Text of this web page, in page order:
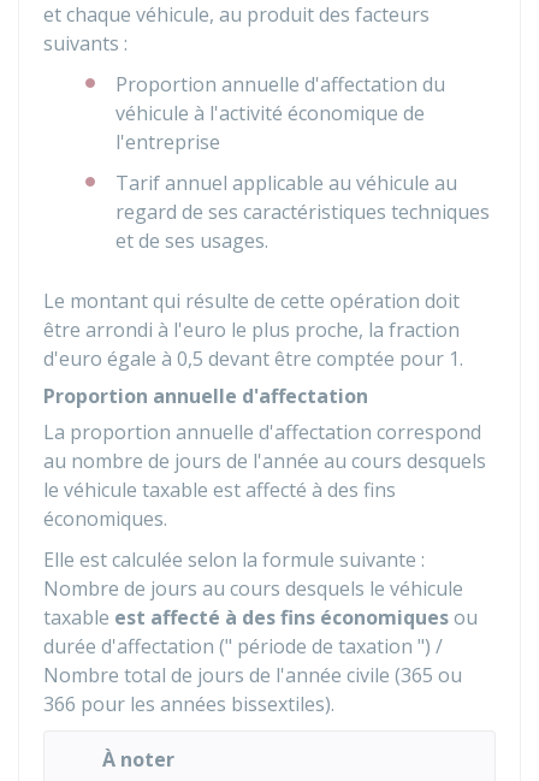
et chaque véhicule, au produit des facteurs
suivants :
Proportion annuelle d'affectation du
véhicule à l'activité économique de
l'entreprise
Tarif annuel applicable au véhicule au
regard de ses caractéristiques techniques
et de ses usages.
Le montant qui résulte de cette opération doit
être arrondi à l'euro le plus proche, la fraction
d'euro égale à 0,5 devant être comptée pour 1.
Proportion annuelle d'affectation
La proportion annuelle d'affectation correspond
au nombre de jours de l'année au cours desquels
le véhicule taxable est affecté à des fins
économiques.
Elle est calculée selon la formule suivante :
Nombre de jours au cours desquels le véhicule
taxable est affecté à des fins économiquesou
durée d'affectation (" période de taxation ") /
Nombre total de jours de l'année civile (365 ou
366 pour les années bissextiles).
À noter